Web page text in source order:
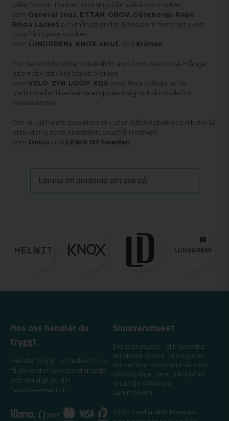
olika format. Du kan hitta snus från välkända märken
som General snus ETTAN GROV Göteborgs Rapé
Röda Lacket och många andra. Dessutom finns det även
snus från nyare märken
som LUNDGRENs KNOX skruf. och Kronan
För de som föredrar tobaksfritt snus finns det också många
alternativ att välja bland. Märken
som VELO ZYN LOOP XQS med flera. Många av de
traditionella tillverkarna erbjuder idag också tobaksfria
snusvarianter.
Om du vill ha ett snusalternativ utan både tobak och nikotin så
erbjuder vi även nikotinfritt snus från märken
som Onico och LEWA Of Sweden
Hos oss handlar du
tryggt
Handla tryggt och säkert och
få din order levererad snabbt
och smidigt av din
favoritleverantör!
Snusvaruhuset
Snusvaruhuset – din svenska
snusbutik online. Vi erbjuder
ett varierat sortiment av snus,
nikotinpåsar samt nikotinfritt
snus från välkända
varumärken.
Alltid med snabb leverans